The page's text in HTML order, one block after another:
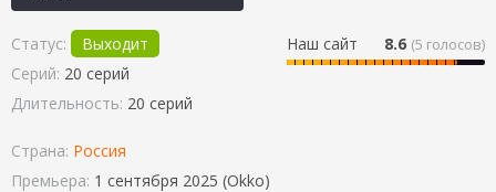
Наш сайт 8.6 (5 голосов)
Статус:
Выходит
Серий: 20 серий
Длительность: 20 серий
Страна: Россия
Премьера: 1 сентября 2025 (Okko)